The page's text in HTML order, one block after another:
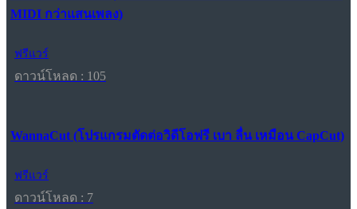
MIDI กว่าแสนเพลง)
ฟรีแวร์
ดาวน์โหลด : 105
WannaCut (โปรแกรมตัดต่อวิดีโอฟรี เบา ลื่น เหมือน CapCut)
ฟรีแวร์
ดาวน์โหลด : 7